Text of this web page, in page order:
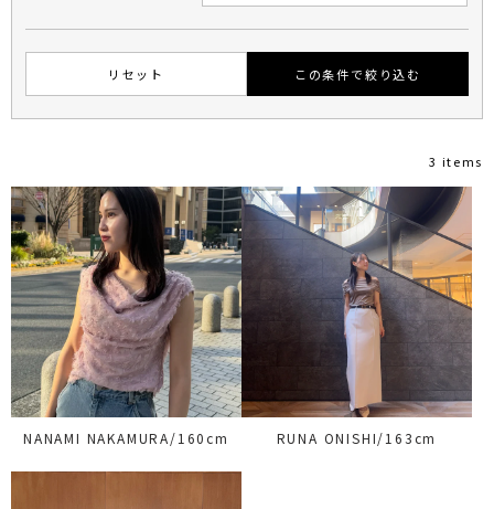
リセット この条件で絞り込む
3 items
NANAMI NAKAMURA/160cm RUNA ONISHI/163cm